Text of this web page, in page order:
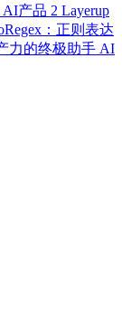
AI产品 2 Layerup
：正则表达
力的终极助手 AI